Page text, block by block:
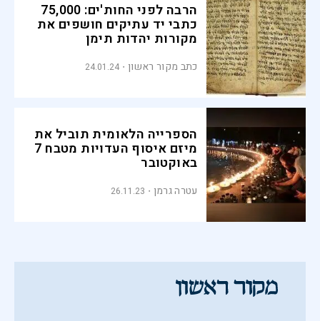
הרבה לפני החות'ים: 75,000
כתבי יד עתיקים חושפים את
מקורות יהדות תימן
כתב מקור ראשון 24.01.24
הספרייה הלאומית תוביל את
מיזם איסוף העדויות מטבח 7
באוקטובר
עטרה גרמן 26.11.23